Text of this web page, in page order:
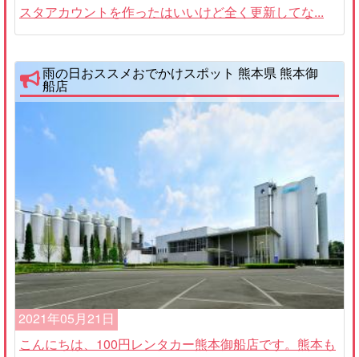
スタアカウントを作ったはいいけど全く更新してな...
雨の日おススメおでかけスポット 熊本県 熊本御
船店
2021年05月21日
こんにちは、100円レンタカー熊本御船店です。熊本も